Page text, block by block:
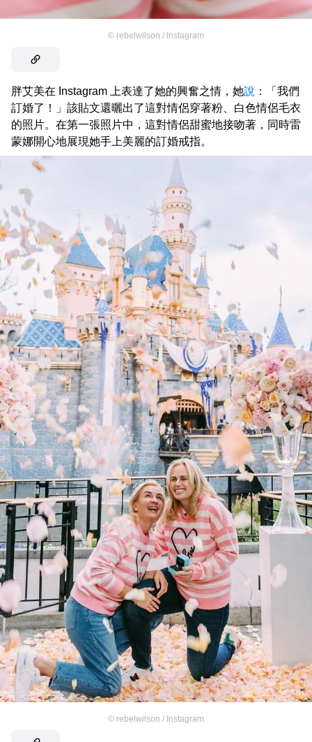
© rebelwilson / Instagram
胖艾美在 Instagram 上表達了她的興奮之情，她說 ：「我們
訂婚了！」該貼文還曬出了這對情侶穿著粉、白色情侶毛衣
的照片。在第一張照片中，這對情侶甜蜜地接吻著，同時雷
蒙娜開心地展現她手上美麗的訂婚戒指。
© rebelwilson / Instagram